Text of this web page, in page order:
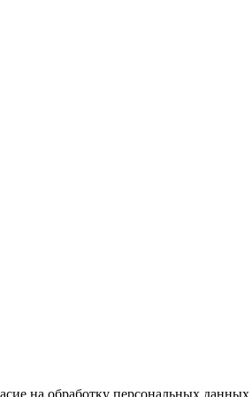
на обработку персональных данных